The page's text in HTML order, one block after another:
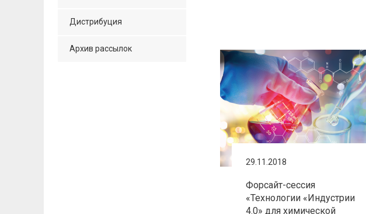
Дистрибуция
Архив рассылок
29.11.2018
Форсайт-сессия
«Технологии «Индустрии
4.0» для химической